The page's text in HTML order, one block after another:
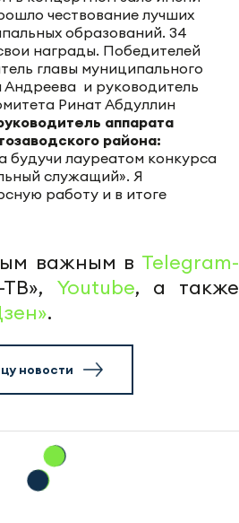
чествование лучших
образований. 34
награды. Победителей
главы муниципального
и руководитель
Ринат Абдуллин
аппарата
района:
будучи лауреатом конкурса
служащий». Я
работу и в итоге
важным в Telegram-
Youtube, а также
.
новости